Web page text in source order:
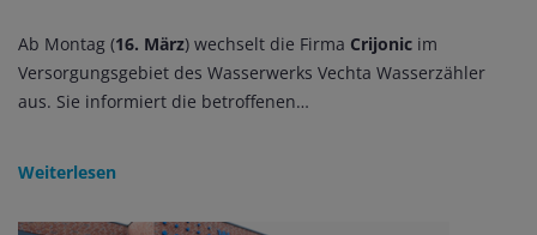
Ab Montag (16. März) wechselt die Firma Crijonic im
Versorgungsgebiet des Wasserwerks Vechta Wasserzähler
aus. Sie informiert die betroffenen…
Weiterlesen